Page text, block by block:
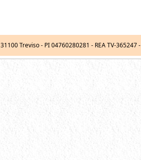
31100 Treviso - PI 04760280281 - REA TV-365247 -